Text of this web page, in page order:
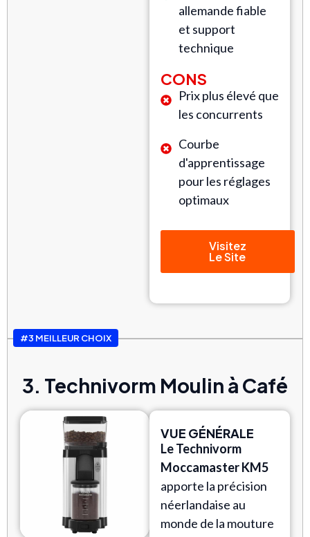
allemande fiable
et support
technique
CONS
Prix plus élevé que
les concurrents
Courbe
d'apprentissage
pour les réglages
optimaux
Visitez
Le Site
#3 MEILLEUR CHOIX
3. Technivorm Moulin à Café
VUE GÉNÉRALE
Le Technivorm
Moccamaster KM5
apporte la précision
néerlandaise au
monde de la mouture